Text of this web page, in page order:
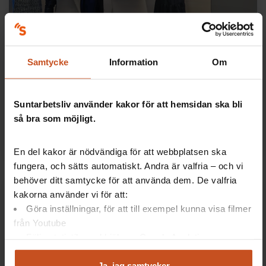
Samtycke Information Om
Suntarbetsliv använder kakor för att hemsidan ska bli
så bra som möjligt.
En del kakor är nödvändiga för att webbplatsen ska
fungera, och sätts automatiskt. Andra är valfria – och vi
behöver ditt samtycke för att använda dem. De valfria
kakorna använder vi för att:
Göra inställningar, för att till exempel kunna visa filmer
från Youtube
Analysera trafik för att kunna visa riktad information
våld
både personen som utsätts och arbetet.